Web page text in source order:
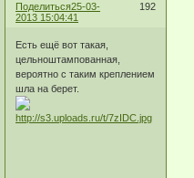
Поделиться 192
25-03-
2013 15:04:41
Есть ещё вот такая,
цельноштампованная,
вероятно с таким креплением
шла на берет.